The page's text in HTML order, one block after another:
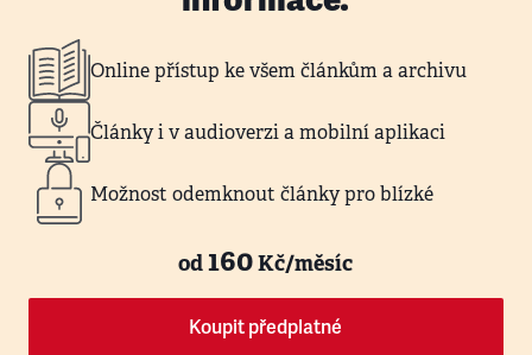
Online přístup ke všem článkům a archivu
Články i v audioverzi a mobilní aplikaci
Možnost odemknout články pro blízké
od160Kč/měsíc
Koupit předplatné